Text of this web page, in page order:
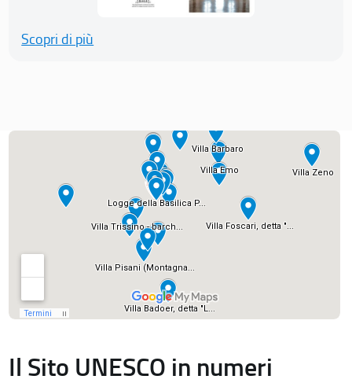
Scopri di più
Il Sito UNESCO in numeri